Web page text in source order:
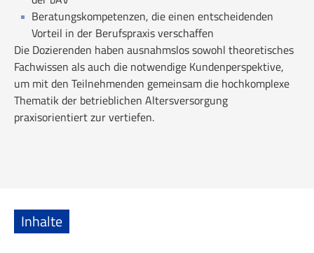
Beratungskompetenzen, die einen entscheidenden
Vorteil in der Berufspraxis verschaffen
Die Dozierenden haben ausnahmslos sowohl theoretisches
Fachwissen als auch die notwendige Kundenperspektive,
um mit den Teilnehmenden gemeinsam die hochkomplexe
Thematik der betrieblichen Altersversorgung
praxisorientiert zur vertiefen.
Inhalte